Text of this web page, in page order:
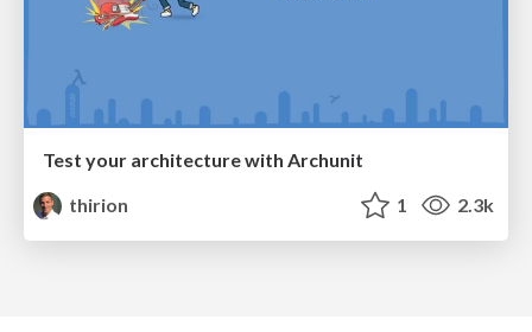
Test your architecture with Archunit
thirion
1 2.3k